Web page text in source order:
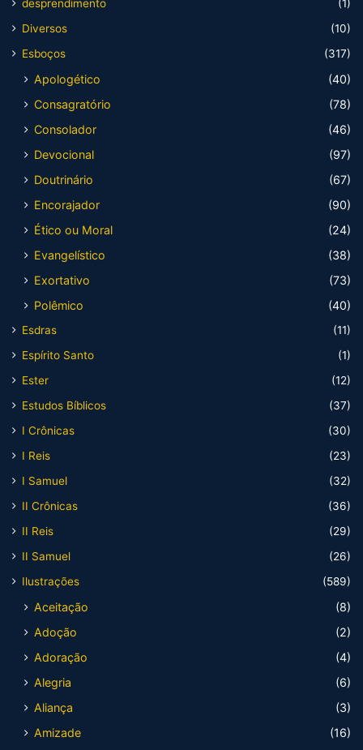
desprendimento
(1)
Diversos
(10)
Esboços
(317)
Apologético
(40)
Consagratório
(78)
Consolador
(46)
Devocional
(97)
Doutrinário
(67)
Encorajador
(90)
Ético ou Moral
(24)
Evangelístico
(38)
Exortativo
(73)
Polêmico
(40)
Esdras
(11)
Espírito Santo
(1)
Ester
(12)
Estudos Bíblicos
(37)
I Crônicas
(30)
I Reis
(23)
I Samuel
(32)
II Crônicas
(36)
II Reis
(29)
II Samuel
(26)
Ilustrações
(589)
Aceitação
(8)
Adoção
(2)
Adoração
(4)
Alegria
(6)
Aliança
(3)
Amizade
(16)